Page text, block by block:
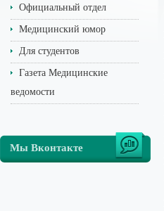
Официальный отдел
Медицинский юмор
Для студентов
Газета Медицинские
ведомости
Мы Вконтакте